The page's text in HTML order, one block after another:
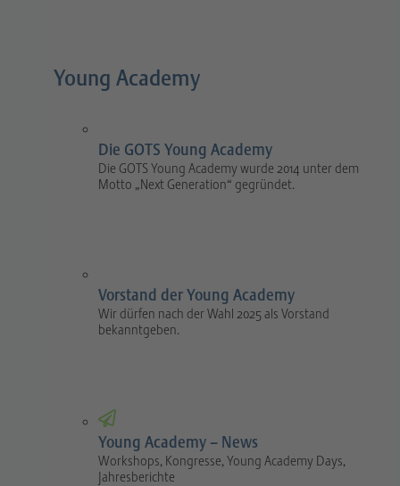
Young Academy
Die GOTS Young Academy
Die GOTS Young Academy wurde 2014 unter dem
Motto „Next Generation“ gegründet.
Vorstand der Young Academy
Wir dürfen nach der Wahl 2025 als Vorstand
bekanntgeben.
Young Academy – News
Workshops, Kongresse, Young Academy Days,
Jahresberichte